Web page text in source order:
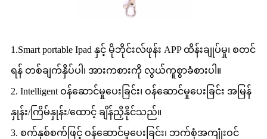
1.Smart portable Ipad နှင့် မိုဘိုင်းလ်ဖုန်း APP ထိန်းချုပ်မှု၊ စတင်
ရန် တစ်ချက်နှိပ်ပါ၊ အားကစားကို လွယ်ကူစွာခံစားပါ။
2. Intelligent ဝန်ဆောင်မှုပေးခြင်း၊ ဝန်ဆောင်မှုပေးခြင်း အမြန်
နှုန်း/ကြိမ်နှုန်း/ထောင့် ချိန်ညှိနိုင်သည်။
3. စက်နှစ်စက်ဖြင့် ဝန်ဆောင်မှုပေးခြင်း၊ ဘက်စုံအကျုံးဝင်